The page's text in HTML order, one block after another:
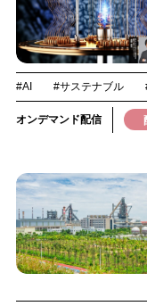
#AI #サステナブル
オンデマンド配信